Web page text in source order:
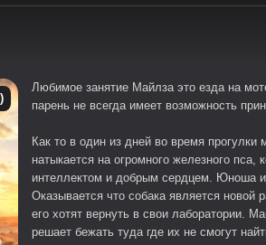
Любимое занятие Майлза это езда на
парень не всегда имеет возможность
Как то в один из дней во время
натыкается на огромного железного
интеллектом и добрым сердцем. Юноша
Оказывается что собака является новой
его хотят вернуть в свои лаборатории.
решает бежать туда где их не смогут